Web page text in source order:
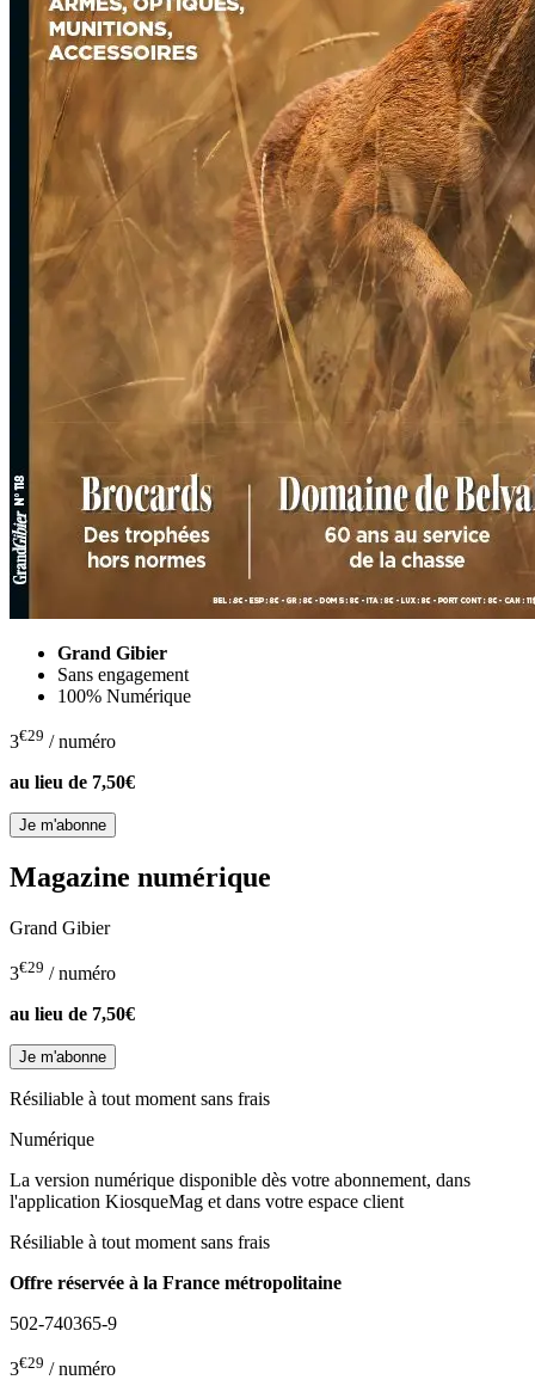
Grand Gibier
Sans engagement
100% Numérique
3€29 / numéro
au lieu de 7,50€
Magazine numérique
Grand Gibier
3€29 / numéro
au lieu de 7,50€
Résiliable à tout moment sans frais
Numérique
La version numérique disponible dès votre abonnement, dans
l'application KiosqueMag et dans votre espace client
Résiliable à tout moment sans frais
Offre réservée à la France métropolitaine
502-740365-9
3€29 / numéro